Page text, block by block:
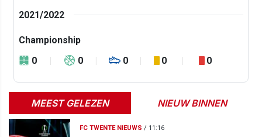
2021/2022
Championship
0
0 0 0 0
MEEST GELEZEN NIEUW BINNEN
FC TWENTE NIEUWS / 11:16